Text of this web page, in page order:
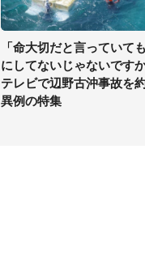
「命大切だと言っていて
にしてないじゃないです
テレビで辺野古沖事故を
異例の特集